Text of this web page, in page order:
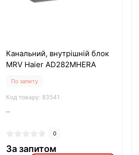
Канальний, внутрішній блок
MRV Haier AD282MHERA
По запиту
Код товару: 83541
..
0
За запитом